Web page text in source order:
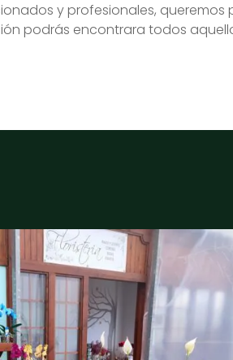
y profesionales, queremos
podrás encontrara todos